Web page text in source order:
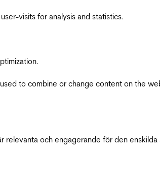
visits for analysis and statistics.
to combine or change content on the
och engagerande för den